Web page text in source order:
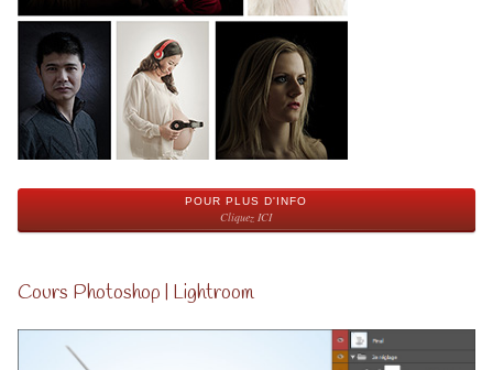
POUR PLUS D'INFO
Cliquez ICI
Cours Photoshop | Lightroom